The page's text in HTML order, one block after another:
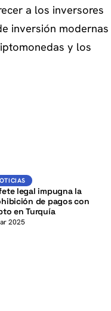
a los inversores
inversión modernas
y los
Noticias
legal impugna la
de pagos con
en Turquía
2025